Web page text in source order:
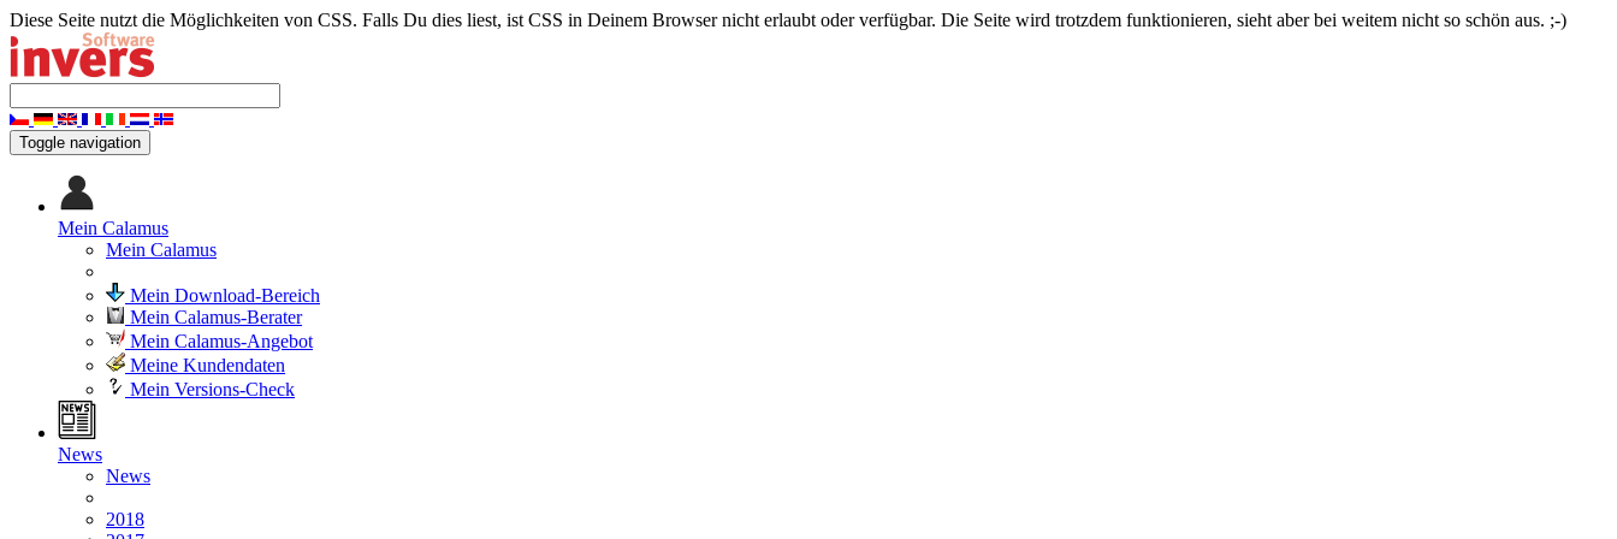
Diese Seite nutzt die Möglichkeiten von CSS. Falls Du dies liest, ist CSS in Deinem Browser nicht erlaubt oder verfügbar. Die Seite wird trotzdem funktionieren, sieht aber bei weitem nicht so schön aus. ;-)
Toggle navigation
Mein Calamus
Mein Calamus
Mein Download-Bereich
Mein Calamus-Berater
Mein Calamus-Angebot
Meine Kundendaten
Mein Versions-Check
News
News
2018